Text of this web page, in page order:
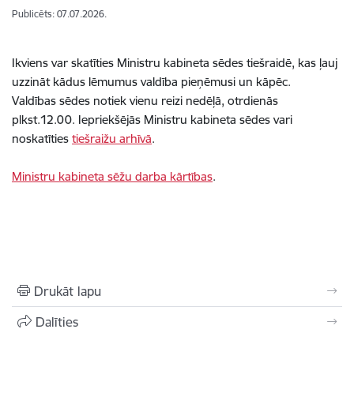
Publicēts: 07.07.2026.
Ikviens var skatīties Ministru kabineta sēdes tiešraidē, kas ļauj
uzzināt kādus lēmumus valdība pieņēmusi un kāpēc.
Valdības sēdes notiek vienu reizi nedēļā, otrdienās
plkst.12.00. Iepriekšējās Ministru kabineta sēdes vari
noskatīties tiešraižu arhīvā.
Ministru kabineta sēžu darba kārtības.
Drukāt lapu
Dalīties